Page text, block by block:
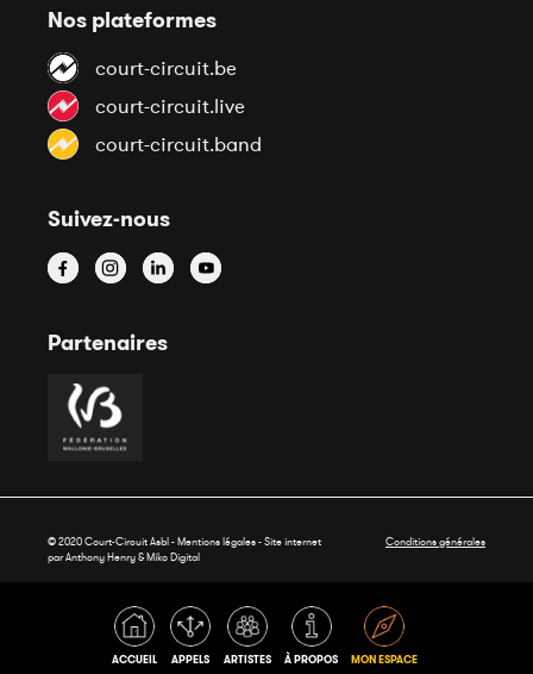
ACCUEIL APPELS ARTISTES À PROPOS MON ESPACE
Nos plateformes
court-circuit.be
court-circuit.live
court-circuit.band
Suivez-nous
Partenaires
© 2020 Court-Circuit Asbl - Mentions légales - Site internet
par Anthony Henry &Miko Digital
Conditions générales